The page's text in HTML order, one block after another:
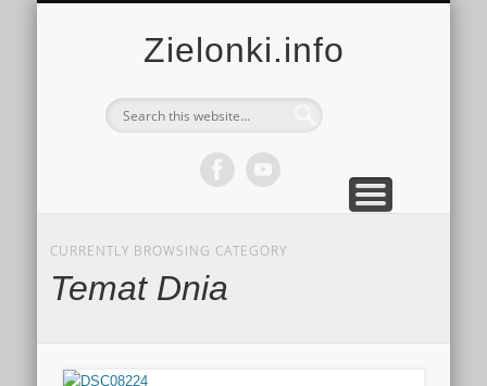
Zielonki.info
CURRENTLY BROWSING CATEGORY
Temat Dnia